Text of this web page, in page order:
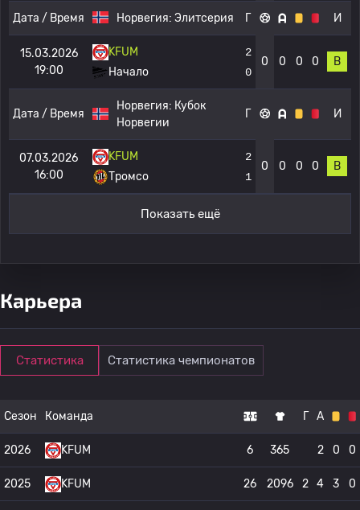
Дата / Время Норвегия: Элитсерия Г И
15.03.2026
19:00
KFUM
Начало
2
0
0 0 0 0 В
Дата / Время
Норвегия: Кубок
Норвегии
Г И
07.03.2026
16:00
KFUM
Тромсо
2
1
0 0 0 0 В
Показать ещё
Карьера
Статистика Статистика чемпионатов
Сезон Команда Г А
2026 KFUM 6 365 2 0 0
2025 KFUM 26 2096 2 4 3 0